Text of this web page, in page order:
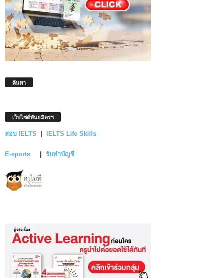
ค้นหา
เว็บไซต์พันธมิตรฯ
สอบ IELTS IELTS Life Skills
E-sports รับทำบัญชี